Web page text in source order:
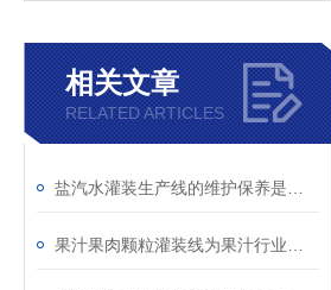
相关文章
RELATED ARTICLES